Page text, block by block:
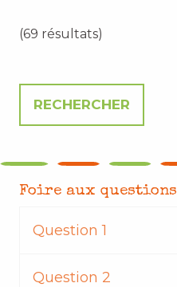
(69 résultats)
Foire aux questions
Question 1
Question 2